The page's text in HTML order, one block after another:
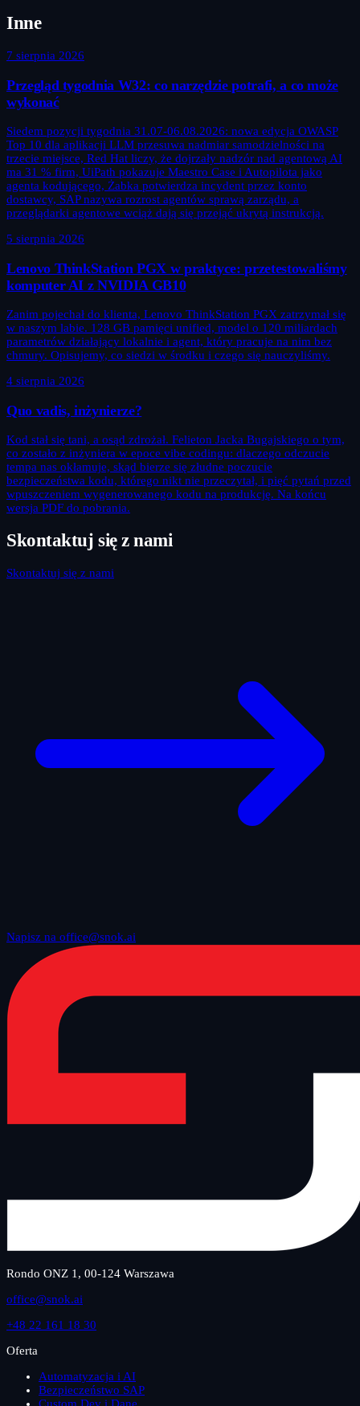
Inne
7 sierpnia 2026
Przegląd tygodnia W32: co narzędzie potrafi, a co może
wykonać
Siedem pozycji tygodnia 31.07-06.08.2026: nowa edycja OWASP
Top 10 dla aplikacji LLM przesuwa nadmiar samodzielności na
trzecie miejsce, Red Hat liczy, że dojrzały nadzór nad agentową AI
ma 31 % firm, UiPath pokazuje Maestro Case i Autopilota jako
agenta kodującego, Żabka potwierdza incydent przez konto
dostawcy, SAP nazywa rozrost agentów sprawą zarządu, a
przeglądarki agentowe wciąż dają się przejąć ukrytą instrukcją.
5 sierpnia 2026
Lenovo ThinkStation PGX w praktyce: przetestowaliśmy
komputer AI z NVIDIA GB10
Zanim pojechał do klienta, Lenovo ThinkStation PGX zatrzymał się
w naszym labie. 128 GB pamięci unified, model o 120 miliardach
parametrów działający lokalnie i agent, który pracuje na nim bez
chmury. Opisujemy, co siedzi w środku i czego się nauczyliśmy.
4 sierpnia 2026
Quo vadis, inżynierze?
Kod stał się tani, a osąd zdrożał. Felieton Jacka Bugajskiego o tym,
co zostało z inżyniera w epoce vibe codingu: dlaczego odczucie
tempa nas okłamuje, skąd bierze się złudne poczucie
bezpieczeństwa kodu, którego nikt nie przeczytał, i pięć pytań przed
wpuszczeniem wygenerowanego kodu na produkcję. Na końcu
wersja PDF do pobrania.
Skontaktuj się z nami
Skontaktuj się z nami
Napisz na office@snok.ai
Rondo ONZ 1, 00-124 Warszawa
office@snok.ai
+48 22 161 18 30
Oferta
Automatyzacja i AI
Bezpieczeństwo SAP
Custom Dev i Dane